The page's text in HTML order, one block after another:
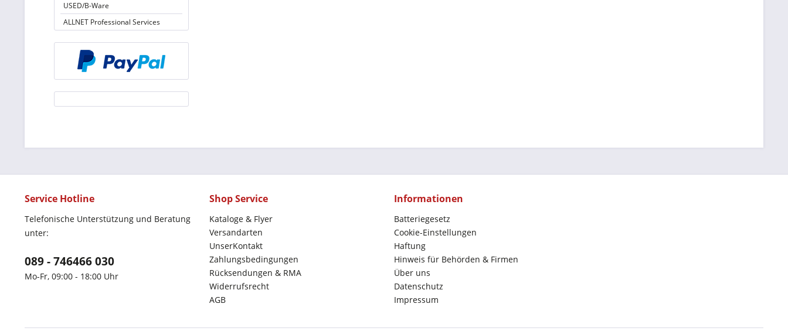
USED/B-Ware
ALLNET Professional Services
Service Hotline
Telefonische Unterstützung und Beratung
unter:
089 - 746466 030
Mo-Fr, 09:00 - 18:00 Uhr
Shop Service
Kataloge & Flyer
Versandarten
UnserKontakt
Zahlungsbedingungen
Rücksendungen & RMA
Widerrufsrecht
AGB
Informationen
Batteriegesetz
Cookie-Einstellungen
Haftung
Hinweis für Behörden & Firmen
Über uns
Datenschutz
Impressum